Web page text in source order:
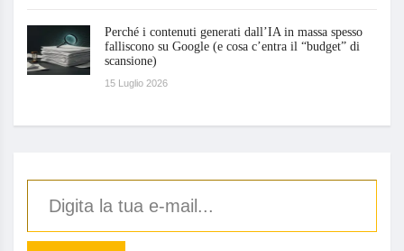
Perché i contenuti generati dall’IA in massa spesso
falliscono su Google (e cosa c’entra il “budget” di
scansione)
15 Luglio 2026